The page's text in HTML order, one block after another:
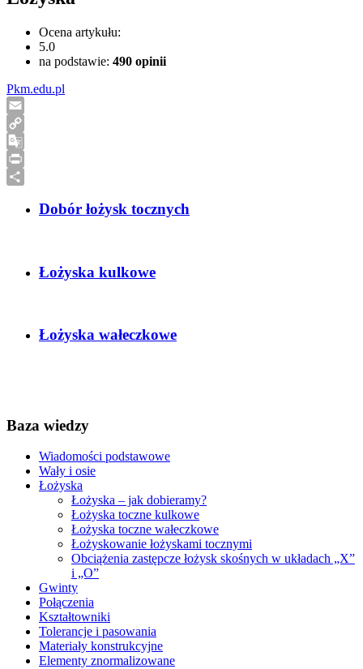
Ocena artykułu:
5.0
na podstawie: 490 opinii
Pkm.edu.pl
Email
Copy
Link
Google
Translate
Print
Dobór łożysk tocznych
Łożyska kulkowe
Łożyska wałeczkowe
Baza wiedzy
Wiadomości podstawowe
Wały i osie
Łożyska
Łożyska – jak dobieramy?
Łożyska toczne kulkowe
Łożyska toczne wałeczkowe
Łożyskowanie łożyskami tocznymi
Obciążenia zastępcze łożysk skośnych w układach „X”
i „O”
Gwinty
Połączenia
Kształtowniki
Tolerancje i pasowania
Materiały konstrukcyjne
Elementy znormalizowane